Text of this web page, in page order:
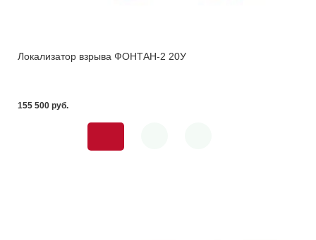
Локализатор взрыва ФОНТАН-2 20У
155 500 pуб.